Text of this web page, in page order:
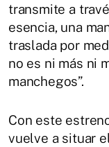
transmite a
esencia, una
traslada por
no es ni más ni
manchegos”.
Con este
vuelve a situar